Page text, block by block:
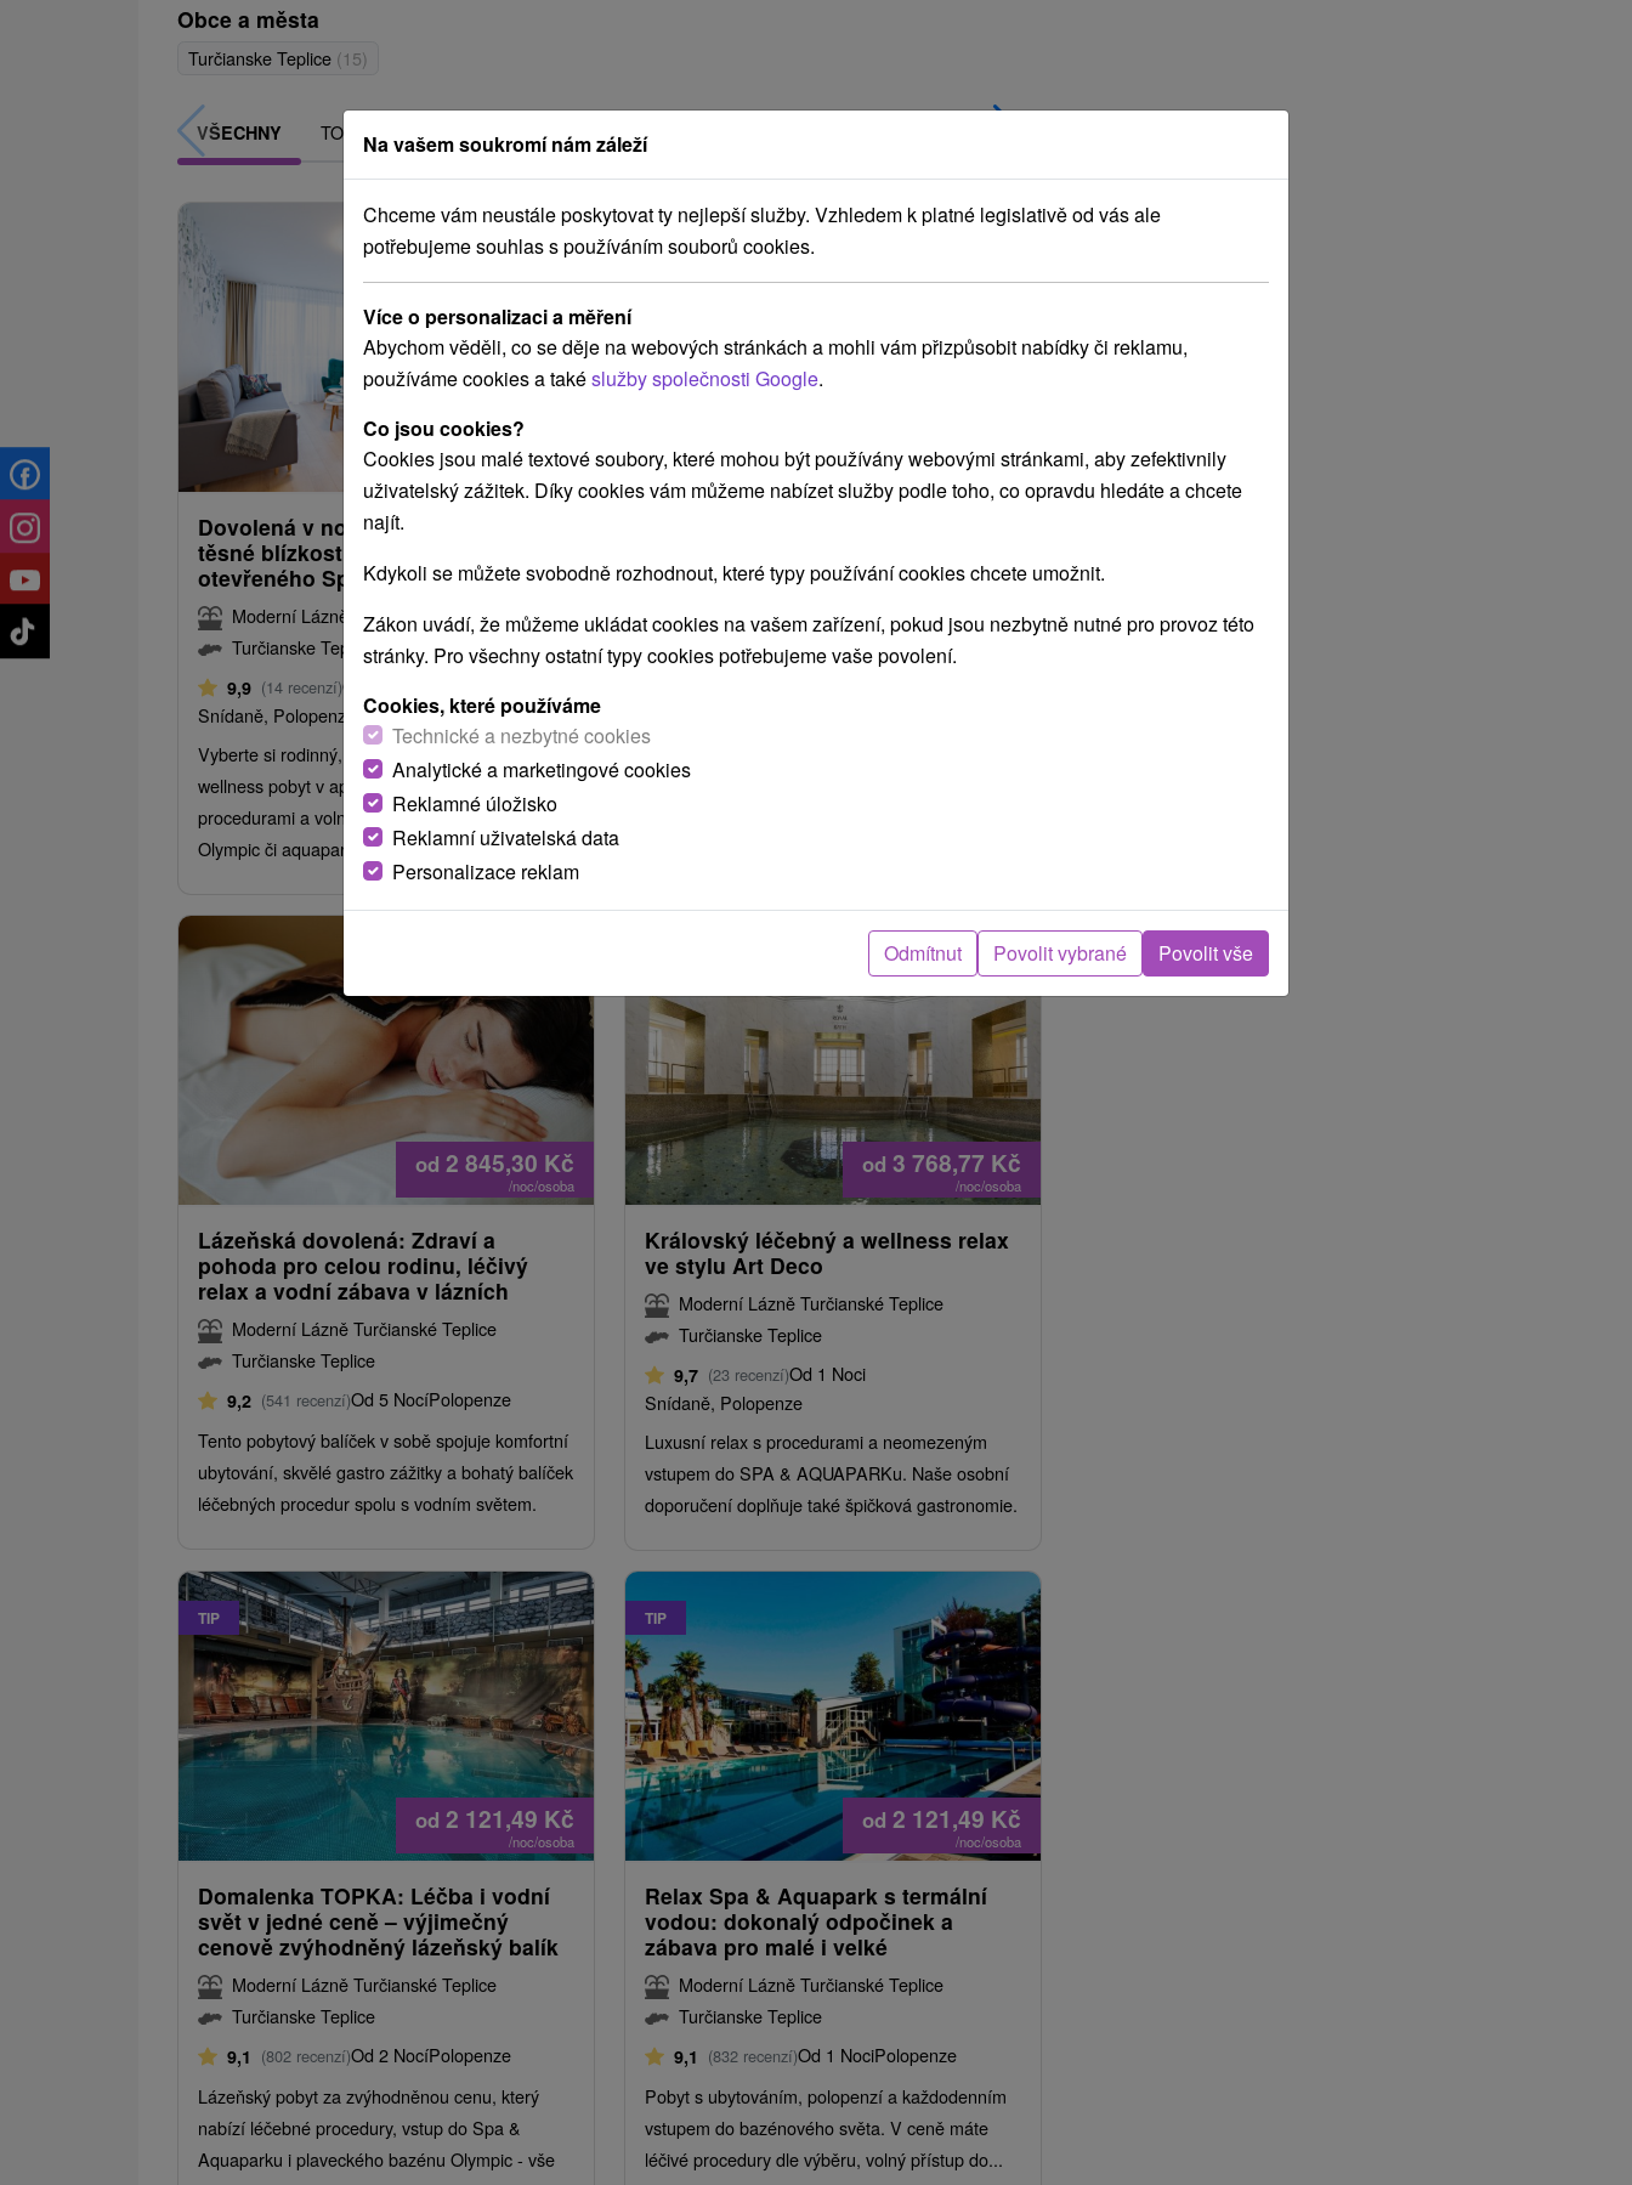
Obce a města
Turčianske Teplice (15)
VŠECHNY TOP - NEJPRODÁVANĚJŠÍ NEJLEVNĚJŠÍ
od935,95Kč
/noc/osoba
Dovolená v nových apartmánech v
těsné blízkosti celoročně
otevřeného Spa & Aquaparku
Moderní Lázně Turčianské Teplice
Turčianske Teplice
9,9 (14 recenzí)Od 1 Noci
Snídaně, Polopenze
Vyberte si rodinný, relaxační nebo medical
wellness pobyt v apartmánu s léčebnými
procedurami a volným vstupem do bazénu
Olympic či aquaparku.
Akcia
od2 216,34Kč
/noc/osoba
Moderní Lázně Turčianské Teplice
Turčianske Teplice
9,2 (541 recenzí)Od 5 NocíPolopenze
polopenze, lékařské vyšetření, vstup do Spa &
Aquaparku a 6 procedur na míru. Rezervujte
od 2 845,30 Kč
/noc/osoba
Lázeňská dovolená: Zdraví a
pohoda pro celou rodinu, léčivý
relax a vodní zábava v lázních
Moderní Lázně Turčianské Teplice
Turčianske Teplice
9,2 (541 recenzí)Od 5 NocíPolopenze
Tento pobytový balíček v sobě spojuje komfortní
ubytování, skvělé gastro zážitky a bohatý balíček
léčebných procedur spolu s vodním světem.
od 3 768,77 Kč
/noc/osoba
Královský léčebný a wellness relax
ve stylu Art Deco
Moderní Lázně Turčianské Teplice
Turčianske Teplice
9,7 (23 recenzí)Od 1 Noci
Snídaně, Polopenze
Luxusní relax s procedurami a neomezeným
vstupem do SPA & AQUAPARKu. Naše osobní
doporučení doplňuje také špičková gastronomie.
TIP
od 2 121,49 Kč
/noc/osoba
Domalenka TOPKA: Léčba i vodní
svět v jedné ceně – výjimečný
cenově zvýhodněný lázeňský balík
Moderní Lázně Turčianské Teplice
Turčianske Teplice
9,1 (802 recenzí)Od 2 NocíPolopenze
Lázeňský pobyt za zvýhodněnou cenu, který
nabízí léčebné procedury, vstup do Spa &
Aquaparku i plaveckého bazénu Olympic - vše
TIP
od 2 121,49 Kč
/noc/osoba
Relax Spa & Aquapark s termální
vodou: dokonalý odpočinek a
zábava pro malé i velké
Moderní Lázně Turčianské Teplice
Turčianske Teplice
9,1 (832 recenzí)Od 1 NociPolopenze
Pobyt s ubytováním, polopenzí a každodenním
vstupem do bazénového světa. V ceně máte
léčivé procedury dle výběru, volný přístup do...
Na vašem soukromí nám záleží
Chceme vám neustále poskytovat ty nejlepší služby. Vzhledem k platné legislativě od vás ale
potřebujeme souhlas s používáním souborů cookies.
Více o personalizaci a měření
Abychom věděli, co se děje na webových stránkách a mohli vám přizpůsobit nabídky či reklamu,
používáme cookies a takéslužby společnosti Google.
Co jsou cookies?
Cookies jsou malé textové soubory, které mohou být používány webovými stránkami, aby zefektivnily
uživatelský zážitek. Díky cookies vám můžeme nabízet služby podle toho, co opravdu hledáte a chcete
najít.
Kdykoli se můžete svobodně rozhodnout, které typy používání cookies chcete umožnit.
Zákon uvádí, že můžeme ukládat cookies na vašem zařízení, pokud jsou nezbytně nutné pro provoz této
stránky. Pro všechny ostatní typy cookies potřebujeme vaše povolení.
Cookies, které používáme
Technické a nezbytné cookies
Analytické a marketingové cookies
Reklamné úložisko
Reklamní uživatelská data
Personalizace reklam
Odmítnut Povolit vybrané Povolit vše